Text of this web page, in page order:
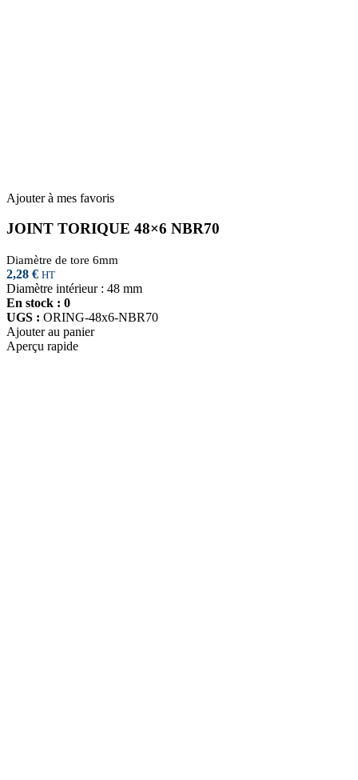
Ajouter à mes favoris
JOINT TORIQUE 48×6 NBR70
Diamètre de tore 6mm
2,28 € HT
Diamètre intérieur : 48 mm
En stock : 0
UGS : ORING-48x6-NBR70
Ajouter au panier
Aperçu rapide